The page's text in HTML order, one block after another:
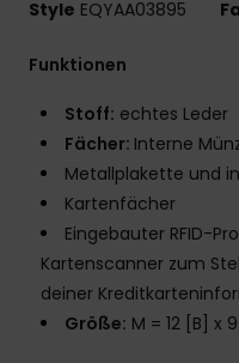
Style EQYAA03895
Funktionen
Stoff: echtes Leder
Fächer: Interne
Metallplakette und
Kartenfächer
Eingebauter RFID-
Kartenscanner zum
deiner
Größe: M = 12 [B] x